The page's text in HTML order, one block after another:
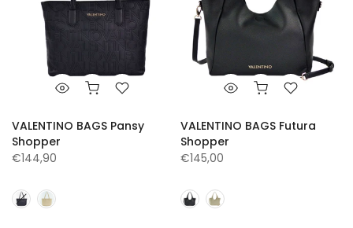
VALENTINO BAGS Pansy
Shopper
€144,90
VALENTINO BAGS Futura
Shopper
€145,00